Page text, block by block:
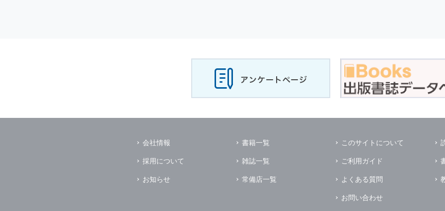
の正確性及び安全性を確保する為，個人情報へのアクセス管理，持ち出し手段の制限，
破壊，改ざんなどに対しては，合理的な安全対策を講じるとともに，万一，漏洩等個人情報に関する事
を含む適切な対策を速やかに講じます．
の預託について
その場合は，業務委託先の適切な管理及び監督を行います．
個人情報の第三者への開示
当社は，個人情報 を本人の許可無く他の事業者や個人などの第三者に提供および公開することはありま
ただし，以下に該当する場合はその限りではありません．
（1） 情報提供について本人の同意がある場合
を開示する場合．ただし，この場合に開示
会社情報
採用について
お知らせ
書籍一覧
雑誌一覧
常備店一覧
このサイトについて
ご利用ガイド
よくある質問
お問い合わせ